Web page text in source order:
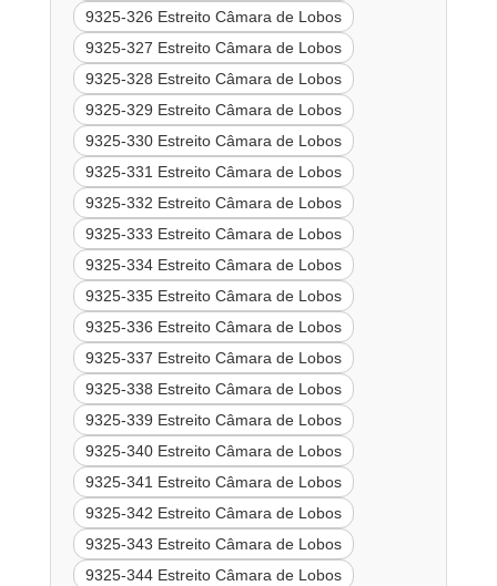
9325-326 Estreito Câmara de Lobos
9325-327 Estreito Câmara de Lobos
9325-328 Estreito Câmara de Lobos
9325-329 Estreito Câmara de Lobos
9325-330 Estreito Câmara de Lobos
9325-331 Estreito Câmara de Lobos
9325-332 Estreito Câmara de Lobos
9325-333 Estreito Câmara de Lobos
9325-334 Estreito Câmara de Lobos
9325-335 Estreito Câmara de Lobos
9325-336 Estreito Câmara de Lobos
9325-337 Estreito Câmara de Lobos
9325-338 Estreito Câmara de Lobos
9325-339 Estreito Câmara de Lobos
9325-340 Estreito Câmara de Lobos
9325-341 Estreito Câmara de Lobos
9325-342 Estreito Câmara de Lobos
9325-343 Estreito Câmara de Lobos
9325-344 Estreito Câmara de Lobos